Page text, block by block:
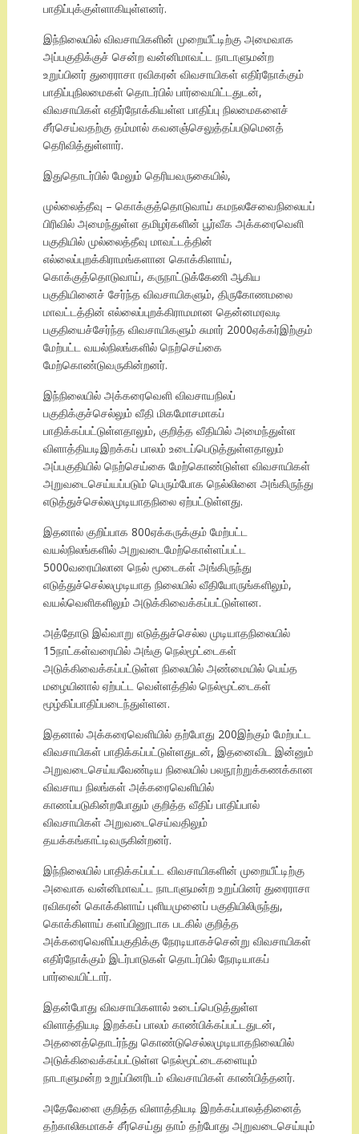
பாதிப்புக்குள்ளாகியுள்ளனர்.
இந்நிலையில் விவசாயிகளின் முறையீட்டிற்கு அமைவாக
அப்பகுதிக்குச் சென்ற வன்னிமாவட்ட நாடாளுமன்ற
உறுப்பினர் துரைராசா ரவிகரன் விவசாயிகள் எதிர்நோக்கும்
பாதிப்புநிலமைகள் தொடர்பில் பார்வையிட்டதுடன்,
விவசாயிகள் எதிர்நோக்கியள்ள பாதிப்பு நிலமைகளைச்
சீர்செய்வதற்கு தம்மால் கவனஞ்செலுத்தப்படுமெனத்
தெரிவித்துள்ளார்.
இதுதொடர்பில் மேலும் தெரியவருகையில்,
முல்லைத்தீவு – கொக்குத்தொடுவாய் கமநலசேவைநிலையப்
பிரிவில் அமைந்துள்ள தமிழர்களின் பூர்வீக அக்கரைவெளி
பகுதியில் முல்லைத்தீவு மாவட்டத்தின்
எல்லைப்புறக்கிராமங்களான கொக்கிளாய்,
கொக்குத்தொடுவாய், கருநாட்டுக்கேணி ஆகிய
பகுதியினைச் சேர்ந்த விவசாயிகளும், திருகோணமலை
மாவட்டத்தின் எல்லைப்புறக்கிராமமான தென்னமரவடி
பகுதியைச்சேர்ந்த விவசாயிகளும் சுமார் 2000ஏக்கர்இற்கும்
மேற்பட்ட வயல்நிலங்களில் நெற்செய்கை
மேற்கொண்டுவருகின்றனர்.
இந்நிலையில் அக்கரைவெளி விவசாயநிலப்
பகுதிக்குச்செல்லும் வீதி மிகமோசமாகப்
பாதிக்கப்பட்டுள்ளதாலும், குறித்த வீதியில் அமைந்துள்ள
விளாத்தியடிஇறக்கப் பாலம் உடைப்பெடுத்துள்ளதாலும்
அப்பகுதியில் நெற்செய்கை மேற்கொண்டுள்ள விவசாயிகள்
அறுவடைசெய்யப்படும் பெரும்போக நெல்லினை அங்கிருந்து
எடுத்துச்செல்லமுடியாதநிலை ஏற்பட்டுள்ளது.
இதனால் குறிப்பாக 800ஏக்கருக்கும் மேற்பட்ட
வயல்நிலங்களில் அறுவடைமேற்கொள்ளப்பட்ட
5000வரையிலான நெல் மூடைகள் அங்கிருந்து
எடுத்துச்செல்லமுடியாத நிலையில் வீதியோருங்களிலும்,
வயல்வெளிகளிலும் அடுக்கிவைக்கப்பட்டுள்ளன.
அத்தோடு இவ்வாறு எடுத்துச்செல்ல முடியாதநிலையில்
15நாட்கள்வரையில் அங்கு நெல்மூட்டைகள்
அடுக்கிவைக்கப்பட்டுள்ள நிலையில் அண்மையில் பெய்த
மழையினால் ஏற்பட்ட வெள்ளத்தில் நெல்மூட்டைகள்
மூழ்கிப்பாதிப்படைந்துள்ளன.
இதனால் அக்கரைவெளியில் தற்போது 200இற்கும் மேற்பட்ட
விவசாயிகள் பாதிக்கப்பட்டுள்ளதுடன், இதனைவிட இன்னும்
அறுவடைசெய்யவேண்டிய நிலையில் பலநூற்றுக்கணக்கான
விவசாய நிலங்கள் அக்கரைவெளியில்
காணப்படுகின்றபோதும் குறித்த வீதிப் பாதிப்பால்
விவசாயிகள் அறுவடைசெய்வதிலும்
தயக்கங்காட்டிவருகின்றனர்.
இந்நிலையில் பாதிக்கப்பட்ட விவசாயிகளின் முறையீட்டிற்கு
அவைாக வன்னிமாவட்ட நாடாளுமன்ற உறுப்பினர் துரைராசா
ரவிகரன் கொக்கிளாய் புளியமுனைப் பகுதியிலிருந்து,
கொக்கிளாய் களப்பினூடாக படகில் குறித்த
அக்கரைவெளிப்பகுதிக்கு நேரடியாகச்சென்று விவசாயிகள்
எதிர்நோக்கும் இடர்பாடுகள் தொடர்பில் நேரடியாகப்
பார்வையிட்டார்.
இதன்போது விவசாயிகளால் உடைப்பெடுத்துள்ள
விளாத்தியடி இறக்கப் பாலம் காண்பிக்கப்பட்டதுடன்,
அதனைத்தொடர்ந்து கொண்டுசெல்லமுடியாதநிலையில்
அடுக்கிவைக்கப்பட்டுள்ள நெல்மூட்டைகளையும்
நாடாளுமன்ற உறுப்பினரிடம் விவசாயிகள் காண்பித்தனர்.
அதேவேளை குறித்த விளாத்தியடி இறக்கப்பாலத்தினைத்
தற்காலிகமாகச் சீர்செய்து தாம் தற்போது அறுவடைசெய்யும்